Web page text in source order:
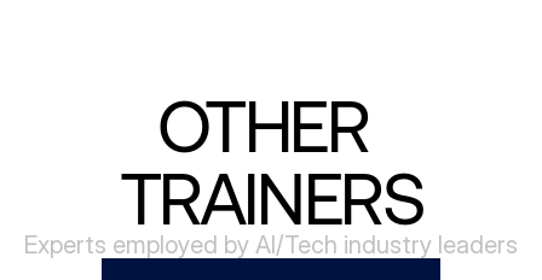
OTHER
TRAINERS
Experts employed by AI/Tech industry leaders